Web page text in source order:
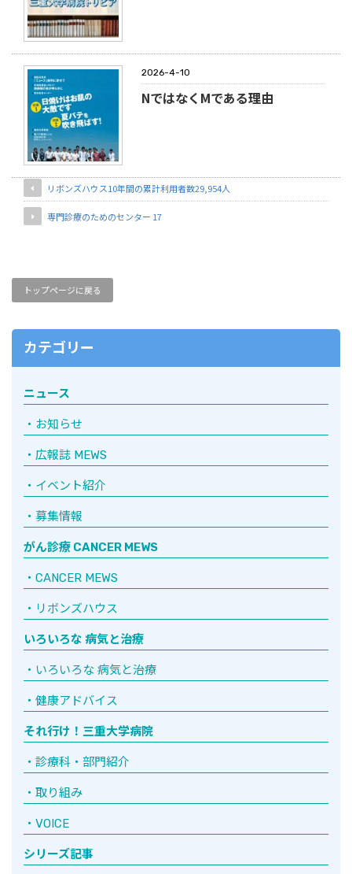
2026-4-10
NではなくMである理由
リボンズハウス10年間の累計利用者数29,954人
専門診療のためのセンター 17
トップページに戻る
カテゴリー
ニュース
お知らせ
広報誌 MEWS
イベント紹介
募集情報
がん診療 CANCER MEWS
CANCER MEWS
リボンズハウス
いろいろな 病気と治療
いろいろな 病気と治療
健康アドバイス
それ行け！三重大学病院
診療科・部門紹介
取り組み
VOICE
シリーズ記事